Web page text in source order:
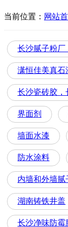
当前位置： 网站
长沙腻子粉厂
潇恒佳美真石
长沙瓷砖胶，
界面剂
墙面水漆
防水涂料
内墙和外墙腻
湖南铸铁井盖
长沙净味防霉